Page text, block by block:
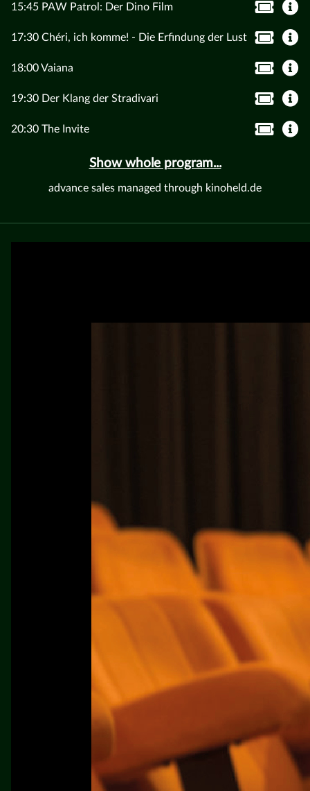
15:45 PAW Patrol: Der Dino Film
17:30 Chéri, ich komme! - Die Erfindung der Lust
18:00 Vaiana
19:30 Der Klang der Stradivari
20:30 The Invite
Show whole program...
advance sales managed through kinoheld.de